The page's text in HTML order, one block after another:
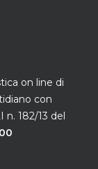
on line di
con
n. 182/13 del